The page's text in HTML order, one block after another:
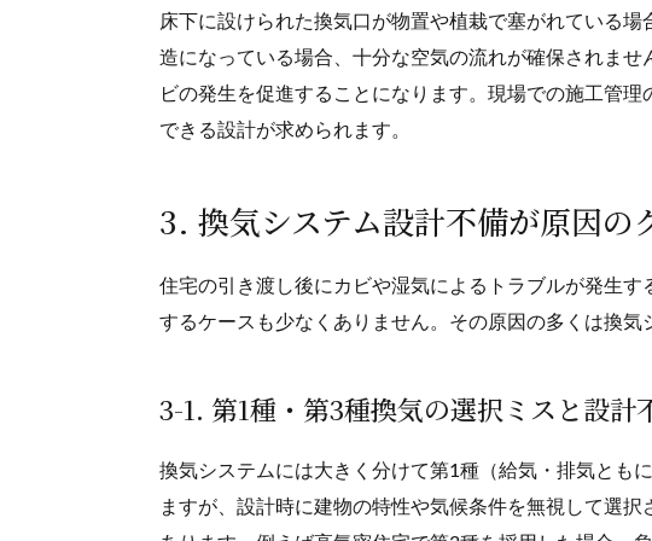
床下に設けられた換気口が物置や植栽で塞がれている
造になっている場合、十分な空気の流れが確保されま
ビの発生を促進することになります。現場での施工管
できる設計が求められます。
3. 換気システム設計不備が原因の
住宅の引き渡し後にカビや湿気によるトラブルが発生
するケースも少なくありません。その原因の多くは換気
3-1. 第1種・第3種換気の選択ミスと設計
換気システムには大きく分けて第1種（給気・排気とも
ますが、設計時に建物の特性や気候条件を無視して選